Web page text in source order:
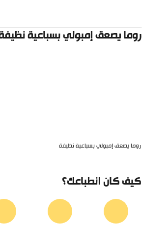
يصعق إمبولي بسباعية نظيفة
يصعق إمبولي بسباعية نظيفة
كان انطباعك؟